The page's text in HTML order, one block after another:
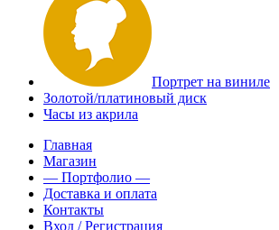
Портрет на виниле
Золотой/платиновый диск
Часы из акрила
Главная
Магазин
— Портфолио —
Доставка и оплата
Контакты
Вход / Регистрация